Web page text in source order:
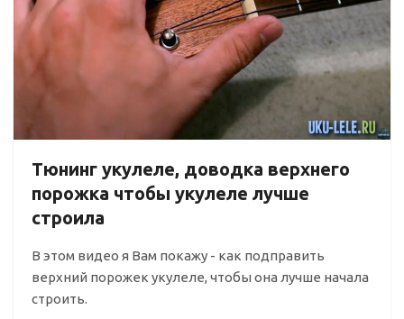
Тюнинг укулеле, доводка верхнего
порожка чтобы укулеле лучше
строила
В этом видео я Вам покажу - как подправить
верхний порожек укулеле, чтобы она лучше начала
строить.